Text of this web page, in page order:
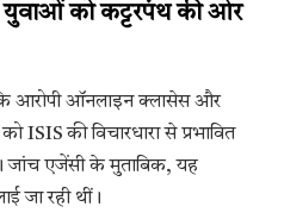
को कट्टरपंथ की ओर
आरोपी ऑनलाइन क्लासेस और
ISIS की विचारधारा से प्रभावित
जांच एजेंसी के मुताबिक, यह
जा रही थीं।